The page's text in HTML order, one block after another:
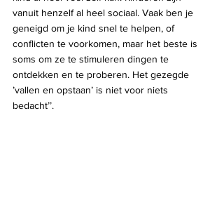
vanuit henzelf al heel sociaal. Vaak ben je
geneigd om je kind snel te helpen, of
conflicten te voorkomen, maar het beste is
soms om ze te stimuleren dingen te
ontdekken en te proberen. Het gezegde
’vallen en opstaan’ is niet voor niets
bedacht’’.